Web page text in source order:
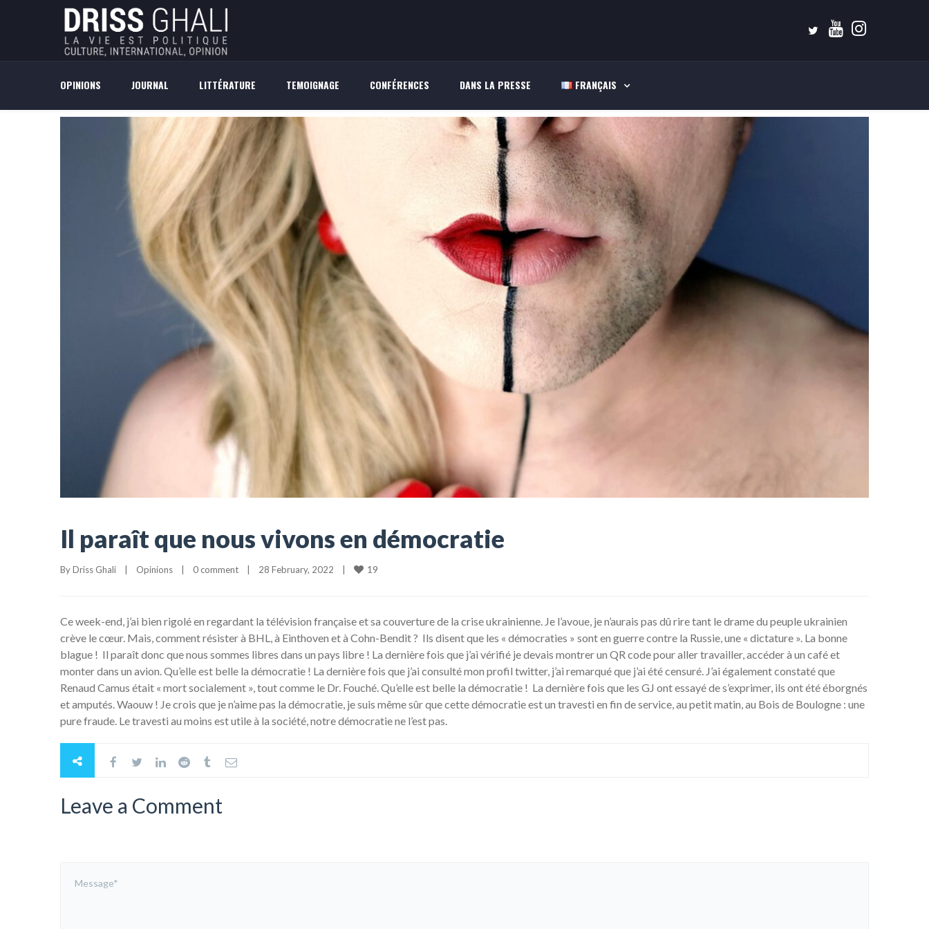
OPINIONS JOURNAL LITTÉRATURE TEMOIGNAGE CONFÉRENCES DANS LA PRESSE FRANÇAIS
Il paraît que nous vivons en démocratie
By Driss Ghali Opinions 0 comment 28 February, 2022 19
Ce week-end, j’ai bien rigolé en regardant la télévision française et sa couverture de la crise ukrainienne. Je l’avoue, je n’aurais pas dû rire tant le drame du peuple ukrainien
crève le cœur. Mais, comment résister à BHL, à Einthoven et à Cohn-Bendit ? Ils disent que les « démocraties » sont en guerre contre la Russie, une « dictature ». La bonne
blague ! Il paraît donc que nous sommes libres dans un pays libre ! La dernière fois que j’ai vérifié je devais montrer un QR code pour aller travailler, accéder à un café et
monter dans un avion. Qu’elle est belle la démocratie ! La dernière fois que j’ai consulté mon profil twitter, j’ai remarqué que j’ai été censuré. J’ai également constaté que
Renaud Camus était « mort socialement », tout comme le Dr. Fouché. Qu’elle est belle la démocratie ! La dernière fois que les GJ ont essayé de s’exprimer, ils ont été éborgnés
et amputés. Waouw ! Je crois que je n’aime pas la démocratie, je suis même sûr que cette démocratie est un travesti en fin de service, au petit matin, au Bois de Boulogne : une
pure fraude. Le travesti au moins est utile à la société, notre démocratie ne l’est pas.
Leave a Comment